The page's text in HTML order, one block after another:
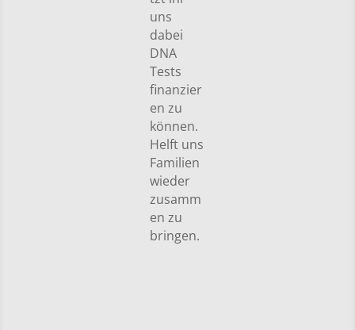
uns
dabei
DNA
Tests
finanzier
en zu
können.
Helft uns
Familien
wieder
zusamm
en zu
bringen.